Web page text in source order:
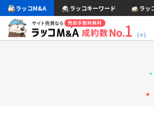
ラッコM&A ラッコキーワード ラッ
(※)